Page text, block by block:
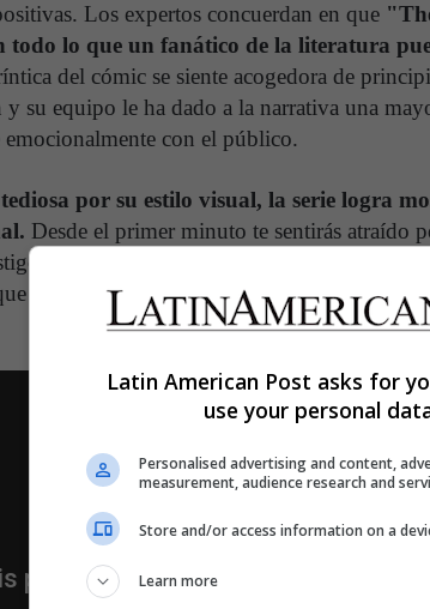
Los expertos concuerdan en que
lo que un fanático de la literatura
del cómic se siente acogedora de
su equipo le ha dado a la narrativa una
emocionalmente con el público.
por su estilo visual, la serie logra
Desde el primer minuto te sentirás atraído
de horrores, crueldad y brutalidad; pero
nunca antes las pesadillas y los sueños se
Latin American Post asks for
use your personal
Personalised advertising and content,
measurement, audience research and
Store and/or access information on a
Learn more